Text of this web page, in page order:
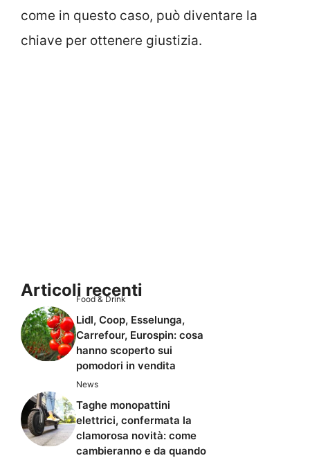
come in questo caso, può diventare la
chiave per ottenere giustizia.
Articoli recenti
Food & Drink
Lidl, Coop, Esselunga,
Carrefour, Eurospin: cosa
hanno scoperto sui
pomodori in vendita
News
Taghe monopattini
elettrici, confermata la
clamorosa novità: come
cambieranno e da quando